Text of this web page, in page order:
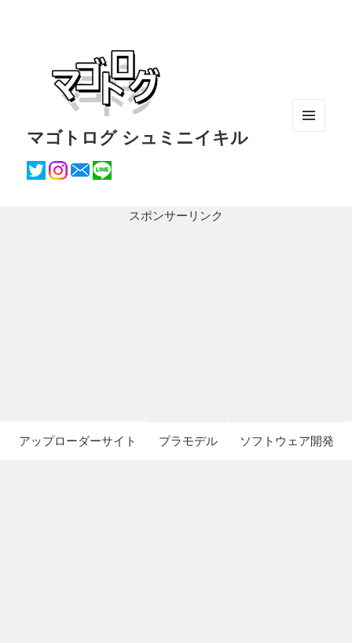
マゴトログ シュミニイキル
スポンサーリンク
アップローダーサイト プラモデル ソフトウェア開発